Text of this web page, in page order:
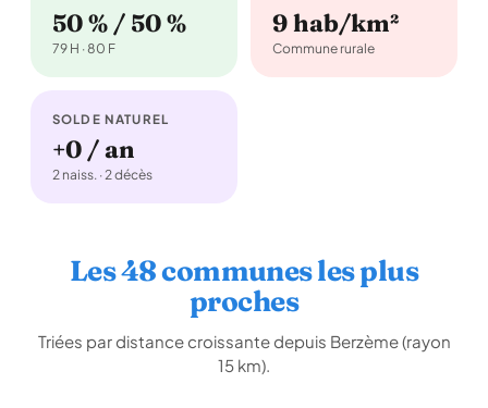
50 % / 50 %
79 H · 80 F
9 hab/km²
Commune rurale
SOLDE NATUREL
+0 / an
2 naiss. · 2 décès
Les 48 communes les plus
proches
Triées par distance croissante depuis Berzème (rayon
15 km).